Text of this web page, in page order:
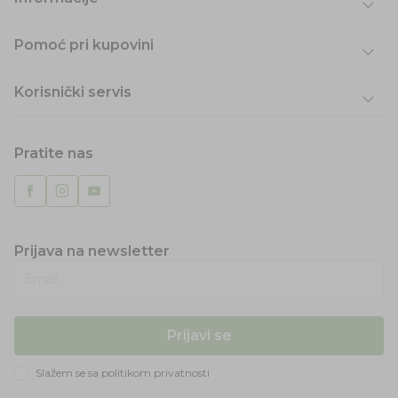
Pomoć pri kupovini
Korisnički servis
Pratite nas
Prijava na newsletter
Prijavi se
Slažem se sa politikom privatnosti